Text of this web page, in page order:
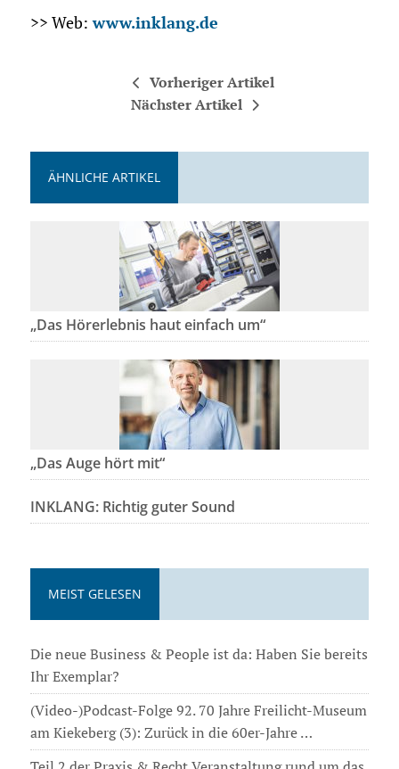
>> Web: www.inklang.de
Vorheriger Artikel
Nächster Artikel
ÄHNLICHE ARTIKEL
„Das Hörerlebnis haut einfach um“
„Das Auge hört mit“
INKLANG: Richtig guter Sound
MEIST GELESEN
Die neue Business & People ist da: Haben Sie bereits
Ihr Exemplar?
(Video-)Podcast-Folge 92. 70 Jahre Freilicht-Museum
am Kiekeberg (3): Zurück in die 60er-Jahre …